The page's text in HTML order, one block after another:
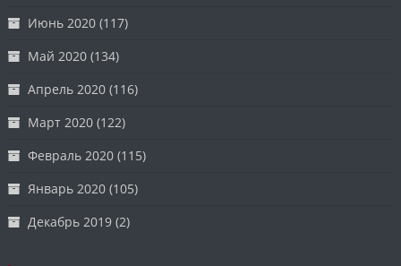
Июнь 2020 (117)
Май 2020 (134)
Апрель 2020 (116)
Март 2020 (122)
Февраль 2020 (115)
Январь 2020 (105)
Декабрь 2019 (2)